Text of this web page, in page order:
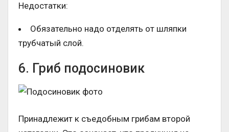
Недостатки:
Обязательно надо отделять от шляпки
трубчатый слой.
6. Гриб подосиновик
Принадлежит к съедобным грибам второй